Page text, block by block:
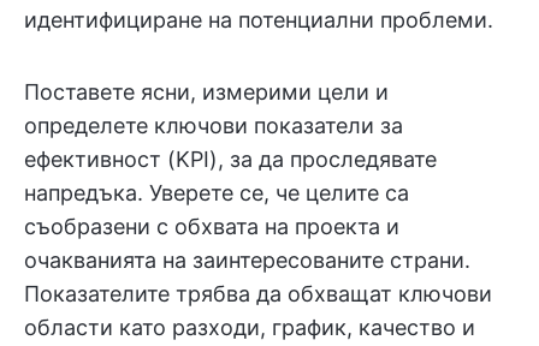
идентифициране на потенциални проблеми.
Поставете ясни, измерими цели и
определете ключови показатели за
ефективност (KPI), за да проследявате
напредъка. Уверете се, че целите са
съобразени с обхвата на проекта и
очакванията на заинтересованите страни.
Показателите трябва да обхващат ключови
области като разходи, график, качество и